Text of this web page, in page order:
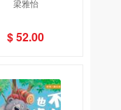
海星夫婦看日
梁雅怡
$ 52.00